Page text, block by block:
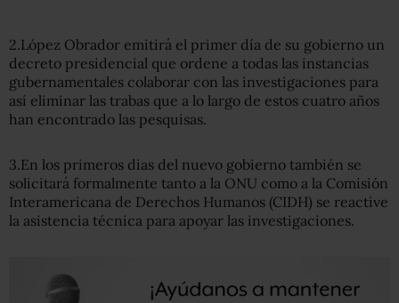
2.López Obrador emitirá el primer día de su gobierno un
decreto presidencial que ordene a todas las instancias
gubernamentales colaborar con las investigaciones para
así eliminar las trabas que a lo largo de estos cuatro años
han encontrado las pesquisas.
3.En los primeros dias del nuevo gobierno también se
solicitará formalmente tanto a la ONU como a la Comisión
Interamericana de Derechos Humanos (CIDH) se reactive
la asistencia técnica para apoyar las investigaciones.